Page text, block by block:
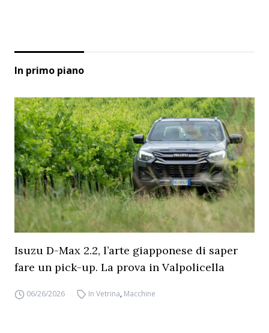
In primo piano
Isuzu D-Max 2.2, l’arte giapponese di saper
fare un pick-up. La prova in Valpolicella
06/26/2026 In Vetrina, Macchine